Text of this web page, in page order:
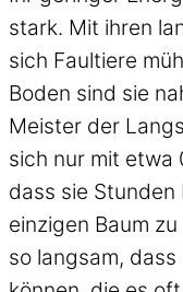
stark. Mit ihren
sich Faultiere
Boden sind sie
Meister der
sich nur mit etwa
dass sie Stunden
einzigen Baum
so langsam,